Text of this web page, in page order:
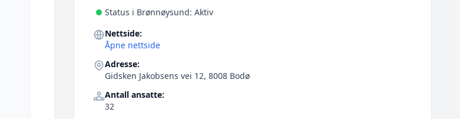
Status i Brønnøysund: Aktiv
Nettside:
Åpne nettside
Adresse:
Gidsken Jakobsens vei 12, 8008 Bodø
Antall ansatte:
32